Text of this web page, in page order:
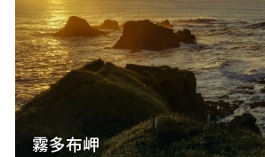
霧多布岬